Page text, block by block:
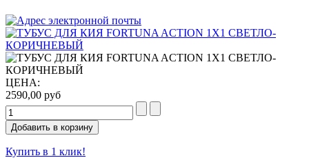
ЦЕНА:
2590,00 руб
Купить в 1 клик!